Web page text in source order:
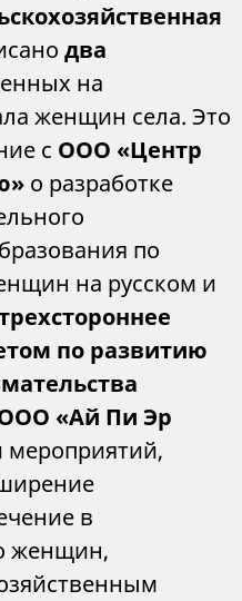
два
на
женщин села. Это
с ООО «Центр
о разработке
по
на русском и
по развитию
«Ай Пи Эр
мероприятий,
в
женщин,